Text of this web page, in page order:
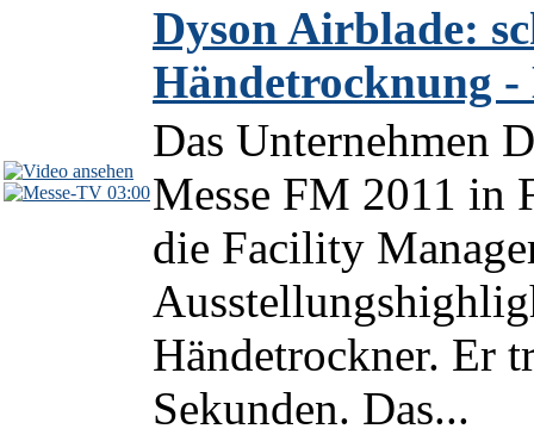
03:00
Dyson Airblade:
Händetrocknung -
Das Unternehmen
Messe FM 2011 in
die Facility
Händetrockner. Er
Sekunden. Das...